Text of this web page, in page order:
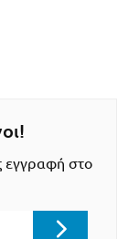
εγγραφή στο